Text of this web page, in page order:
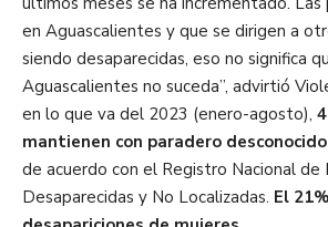
en Aguascalientes y que se dirigen a
siendo desaparecidas, eso no significa
Aguascalientes no suceda”, advirtió
en lo que va del 2023 (enero-agosto),
mantienen con paradero
de acuerdo con el Registro Nacional de
Desaparecidas y No Localizadas. El